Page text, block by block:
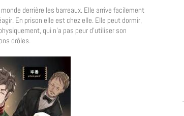
derrière les barreaux. Elle arrive facilement
En prison elle est chez elle. Elle peut dormir,
qui n’a pas peur d’utiliser son
drôles.